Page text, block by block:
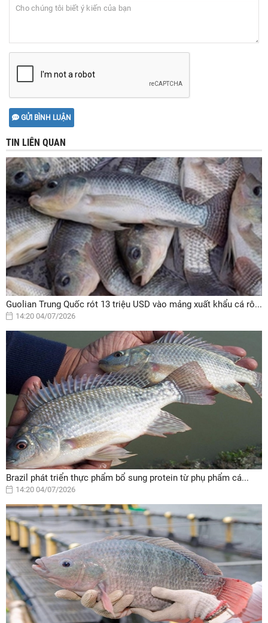
GỬI BÌNH LUẬN
TIN LIÊN QUAN
Guolian Trung Quốc rót 13 triệu USD vào mảng xuất khẩu cá rô...
14:20 04/07/2026
Brazil phát triển thực phẩm bổ sung protein từ phụ phẩm cá...
14:20 04/07/2026